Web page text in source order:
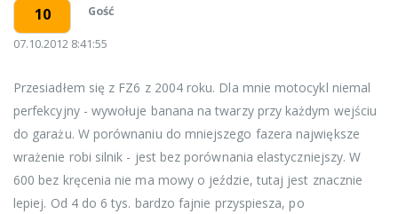
10 Gość
07.10.2012 8:41:55
Przesiadłem się z FZ6 z 2004 roku. Dla mnie motocykl niemal
perfekcyjny - wywołuje banana na twarzy przy każdym wejściu
do garażu. W porównaniu do mniejszego fazera największe
wrażenie robi silnik - jest bez porównania elastyczniejszy. W
600 bez kręcenia nie ma mowy o jeździe, tutaj jest znacznie
lepiej. Od 4 do 6 tys. bardzo fajnie przyspiesza, po